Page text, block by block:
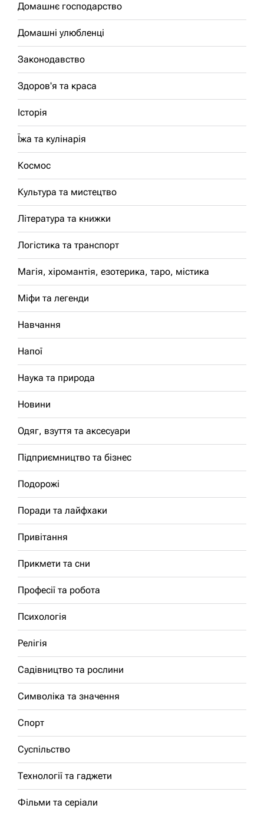
Домашнє господарство
Домашні улюбленці
Законодавство
Здоров'я та краса
Історія
Їжа та кулінарія
Космос
Культура та мистецтво
Література та книжки
Логістика та транспорт
Магія, хіромантія, езотерика, таро, містика
Міфи та легенди
Навчання
Напої
Наука та природа
Новини
Одяг, взуття та аксесуари
Підприємництво та бізнес
Подорожі
Поради та лайфхаки
Привітання
Прикмети та сни
Професії та робота
Психологія
Релігія
Садівництво та рослини
Символіка та значення
Спорт
Суспільство
Технології та гаджети
Фільми та серіали